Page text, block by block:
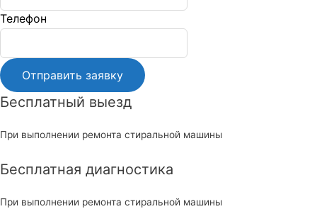
field
blank
Телефон
Бесплатный выезд
При выполнении ремонта стиральной машины
Бесплатная диагностика
При выполнении ремонта стиральной машины